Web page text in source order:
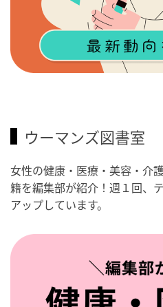
ウーマンズ図書室
女性の健康・医療・美容・介
籍を編集部が紹介！週１回、
アップしています。